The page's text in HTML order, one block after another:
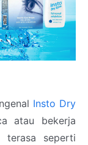
Insto Dry
atau bekerja
seperti